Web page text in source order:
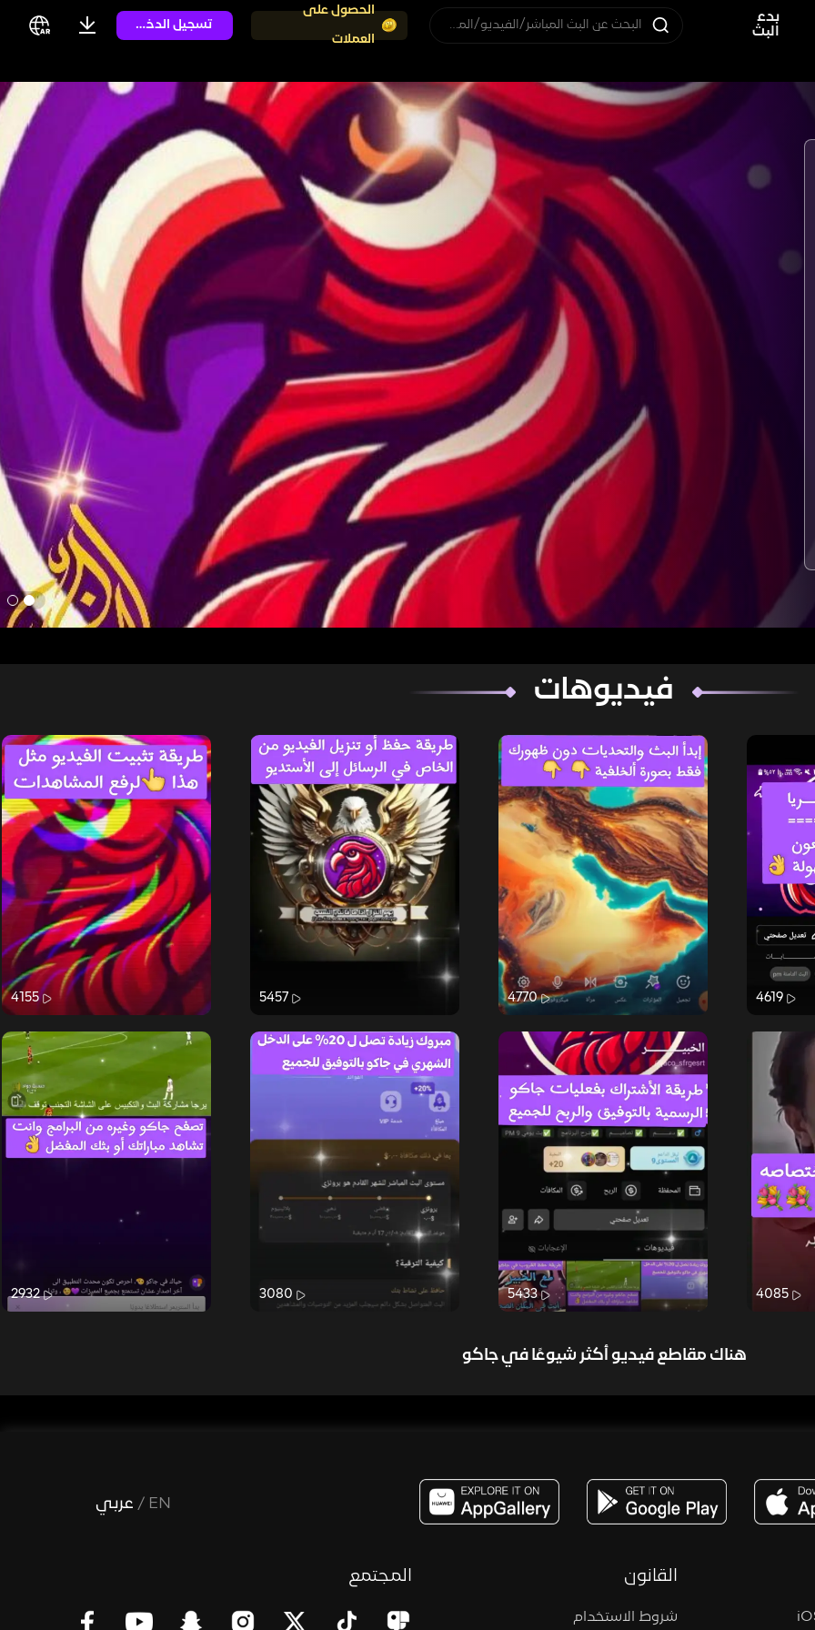
بدء
البث
البحث عن البث المباشر/الفيديو/المستخدم
الحصول على
العملات
تسجيل الدخول
فيديوهات
4619
4770
5457
4155
4085
5433
3080
2932
هناك مقاطع فيديو أكثر شيوعًا في جاكو
EN
/ عربي
القانون
شروط الاستخدام
المجتمع